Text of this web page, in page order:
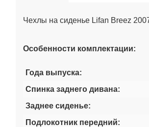
Чехлы на сиденье Lifan Breez
Особенности комплектации:
Года выпуска:
Спинка заднего дивана:
Заднее сиденье:
Подлокотник передний: